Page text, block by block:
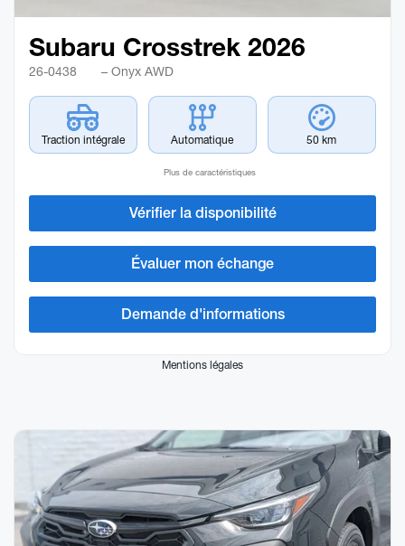
Subaru Crosstrek 2026
26-0438 – Onyx AWD
Traction intégrale Automatique 50 km
Plus de caractéristiques
Vérifier la disponibilité
Évaluer mon échange
Demande d'informations
Mentions légales